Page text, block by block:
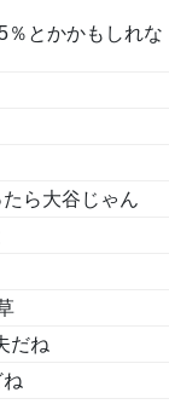
％とかかもしれな
ら大谷じゃん
だね